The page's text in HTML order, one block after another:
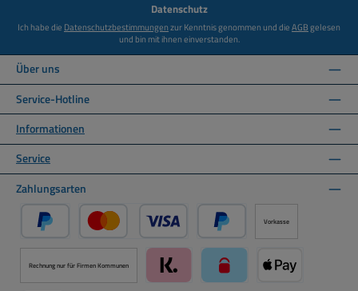
Datenschutz
Ich habe die Datenschutzbestimmungenzur Kenntnis genommen und dieAGBgelesen
und bin mit ihnen einverstanden.
Über uns
Service-Hotline
Informationen
Service
Zahlungsarten
PayPal Kredit- oder Debitkarte über PayPal
Später Bezahlen über PayPal
Vorkasse
Rechnung nur für Firmen Kommunen